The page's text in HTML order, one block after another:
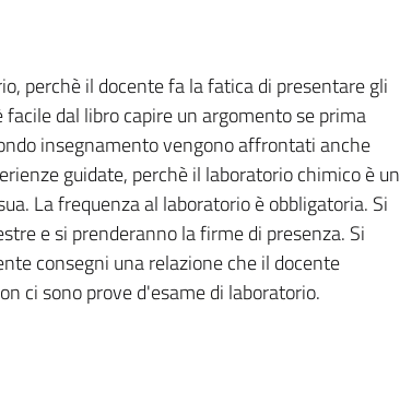
perchè il docente fa la fatica di presentare gli
dal libro capire un argomento se prima
insegnamento vengono affrontati anche
guidate, perchè il laboratorio chimico è un
La frequenza al laboratorio è obbligatoria. Si
e si prenderanno la firme di presenza. Si
consegni una relazione che il docente
ci sono prove d'esame di laboratorio.